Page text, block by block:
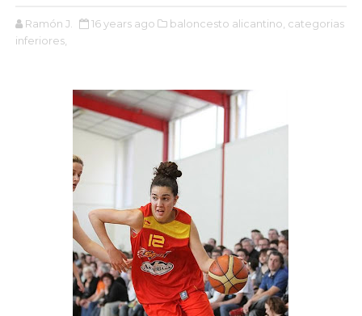
Ramón J. 16 years ago baloncesto alicantino, categorias
inferiores,